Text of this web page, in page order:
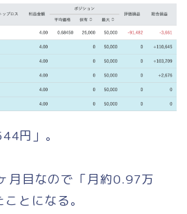
円」。
月目なので「月約0.97万
とになる。